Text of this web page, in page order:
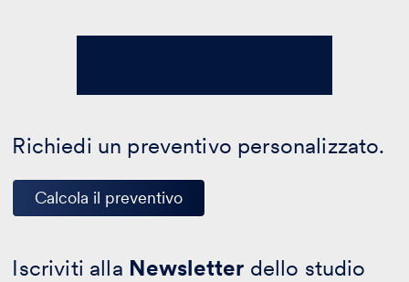
Richiedi un preventivo personalizzato.
Calcola il preventivo
Iscriviti alla Newsletter dello studio